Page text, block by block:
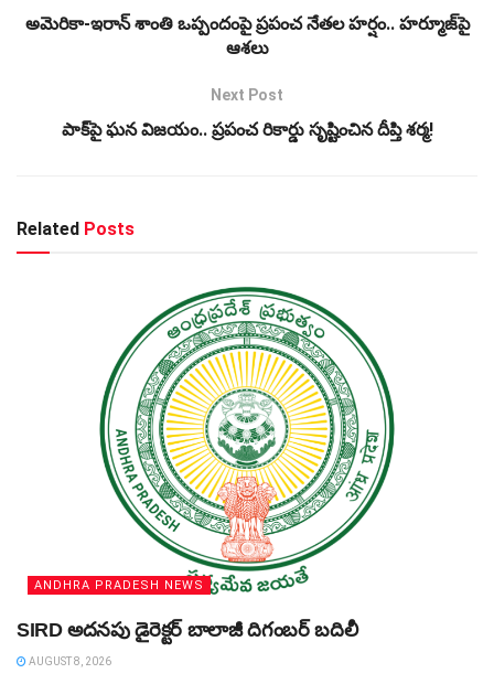
అమెరికా-ఇరాన్ శాంతి ఒప్పందంపై ప్రపంచ నేతల హర్షం.. హర్మూజ్‌పై
ఆశలు
Next Post
పాక్‌పై ఘన విజయం.. ప్రపంచ రికార్డు సృష్టించిన దీప్తి శర్మ!
Related Posts
ANDHRA PRADESH NEWS
SIRD అదనపు డైరెక్టర్‌ బాలాజీ దిగంబర్‌ బదిలీ
AUGUST 8, 2026